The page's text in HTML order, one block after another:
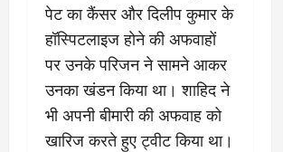
पेट का कैंसर और दिलीप कुमार के
हॉस्पिटलाइज हाेने की अफवाहों
पर उनके परिजन ने सामने आकर
उनका खंडन किया था। शाहिद ने
भी अपनी बीमारी की अफवाह को
खारिज करते हुए ट्वीट किया था।